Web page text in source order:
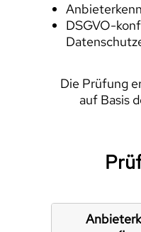
DSGVO-
Die Prüfung
auf Basis